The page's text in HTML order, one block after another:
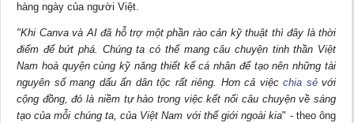
hàng ngày của người Việt.
"Khi Canva và AI đã hỗ trợ một phần rào cản kỹ thuật thì đây là thời
điểm để bứt phá. Chúng ta có thể mang câu chuyện tinh thần Việt
Nam hoà quyện cùng kỹ năng thiết kế cá nhân để tạo nên những tài
nguyên số mang dấu ấn dân tộc rất riêng. Hơn cả việc chia sẻvới
cộng đồng, đó là niềm tự hào trong việc kết nối câu chuyện về sáng
tạo của mỗi chúng ta, của Việt Nam với thế giới ngoài kia" - theo ông